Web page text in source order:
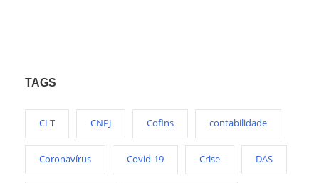
TAGS
CLT CNPJ Cofins contabilidade
Coronavírus Covid-19 Crise DAS